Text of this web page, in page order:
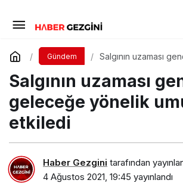
Gündem
Salgının uzaması
Salgının uzaması
geleceğe yönelik
etkiledi
Haber Gezgini tarafından
4 Ağustos 2021, 19:45 yayınlandı